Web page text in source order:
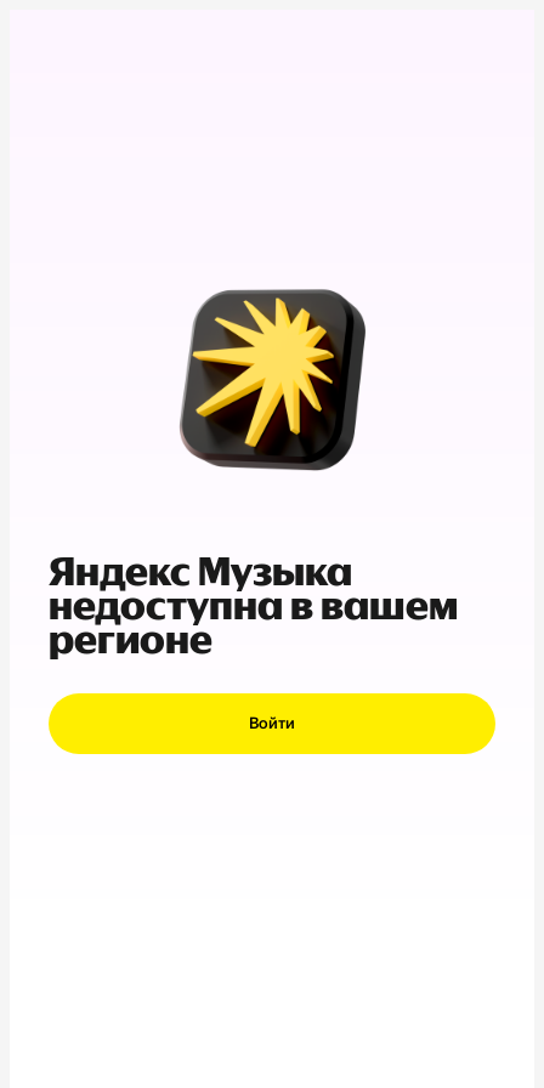
Яндекс Музыка
недоступна в вашем
регионе
Войти